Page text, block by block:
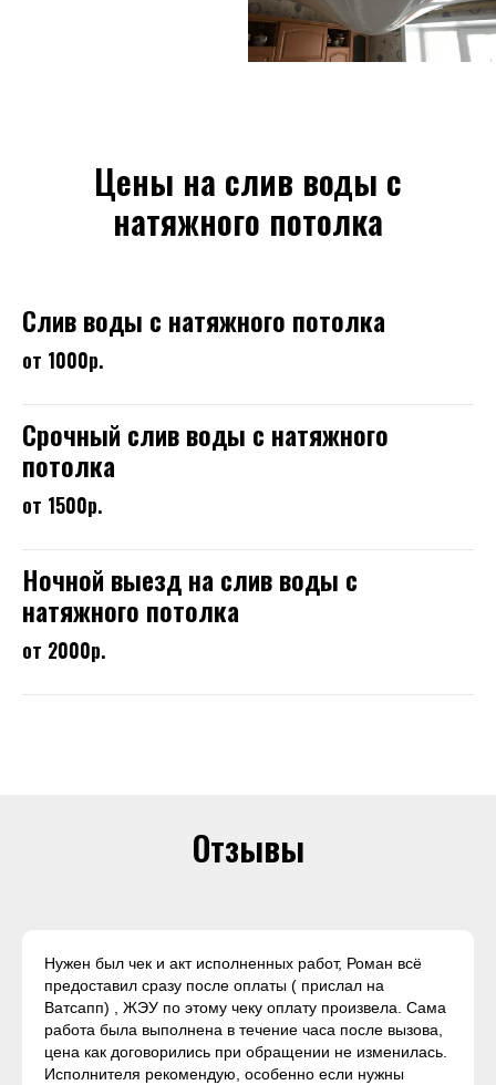
Цены на слив воды с
натяжного потолка
Слив воды с натяжного потолка
от 1000р.
Срочный слив воды с натяжного
потолка
от 1500р.
Ночной выезд на слив воды с
натяжного потолка
от 2000р.
Отзывы
Нужен был чек и акт исполненных работ, Роман всё
предоставил сразу после оплаты ( прислал на
Ватсапп) , ЖЭУ по этому чеку оплату произвела. Сама
работа была выполнена в течение часа после вызова,
цена как договорились при обращении не изменилась.
Исполнителя рекомендую, особенно если нужны